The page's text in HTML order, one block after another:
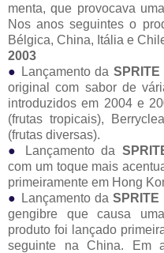
menta, que provocava
Nos anos seguintes o
Bélgica, China, Itália e
2003
●
Lançamento da SPRITE
original com sabor de
introduzidos em 2004 e
(frutas tropicais),
(frutas diversas).
●
Lançamento da
com um toque mais
primeiramente em Hong
●
Lançamento daSPRITE
gengibre que causa
produto foi lançado
seguinte na China. Em